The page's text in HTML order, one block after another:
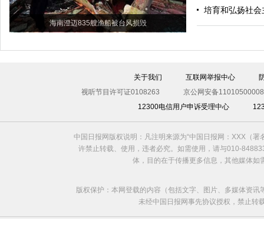
海南澄迈835艘渔船被台风损毁
培育和弘扬社
关于我们 互联网举报中心
视听节目许可证0108263
京公网安备
12300电信用户申诉受理中心
中国日报网版权说明：凡注明来源为“中国日报网：XXX（
许禁止转载、使用，违者必究。如需使用，请与010-
体，目的在于传播更多信息，其他媒体
版权保护：本网登载的内容（包括文字、图片、多媒体资
未经中国日报网事先协议授权，禁止转